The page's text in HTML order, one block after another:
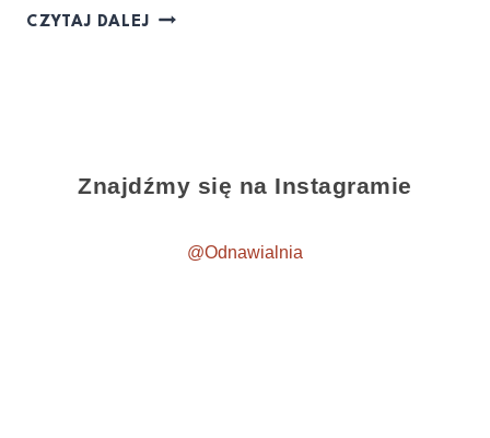
CZYTAJ DALEJ
Znajdźmy się na Instagramie
@Odnawialnia